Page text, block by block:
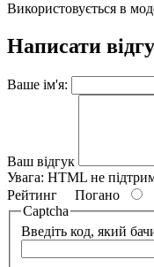
Використовується в
Написати
Ваше ім'я:
Ваш відгук
Увага: HTML не
Рейтинг Погано
Captcha
Введіть код, який